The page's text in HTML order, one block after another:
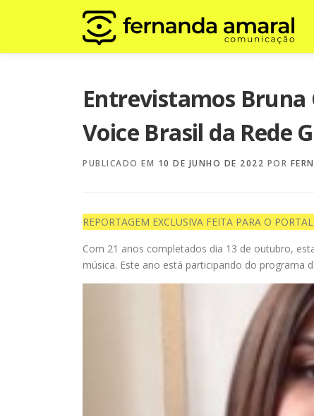
conteúdo
Entrevistamos
Voice Brasil da Rede
PUBLICADO EM 10 DE JUNHO DE 2022 POR
REPORTAGEM EXCLUSIVA FEITA PARA O
Com 21 anos completados dia 13 de outubro,
música. Este ano está participando do programa